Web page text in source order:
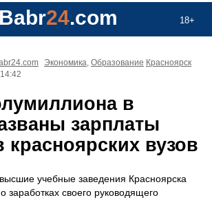
18+
Babr24.com
Экономика, Образование Красноярск
в
зарплаты
красноярских вузов
учебные заведения Красноярска
заработках своего руководящего